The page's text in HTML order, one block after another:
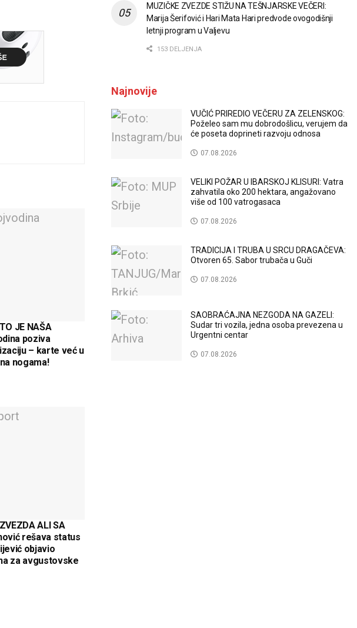
JE NAŠA
poziva
– karte već u
nogama!
ALI SA
rešava status
objavio
za avgustovske
MUZIČKE ZVEZDE STIŽU NA TEŠNJARSKE VEČERI:
Marija Šerifović i Hari Mata Hari predvode ovogodišnji
letnji program u Valjevu
153 DELJENJA
Najnovije
VUČIĆ PRIREDIO VEČERU ZA ZELENSKOG:
Poželeo sam mu dobrodošlicu, verujem da
će poseta doprineti razvoju odnosa
07.08.2026
VELIKI POŽAR U IBARSKOJ KLISURI: Vatra
zahvatila oko 200 hektara, angažovano
više od 100 vatrogasaca
07.08.2026
TRADICIJA I TRUBA U SRCU DRAGAČEVA:
Otvoren 65. Sabor trubača u Guči
07.08.2026
SAOBRAĆAJNA NEZGODA NA GAZELI:
Sudar tri vozila, jedna osoba prevezena u
Urgentni centar
07.08.2026